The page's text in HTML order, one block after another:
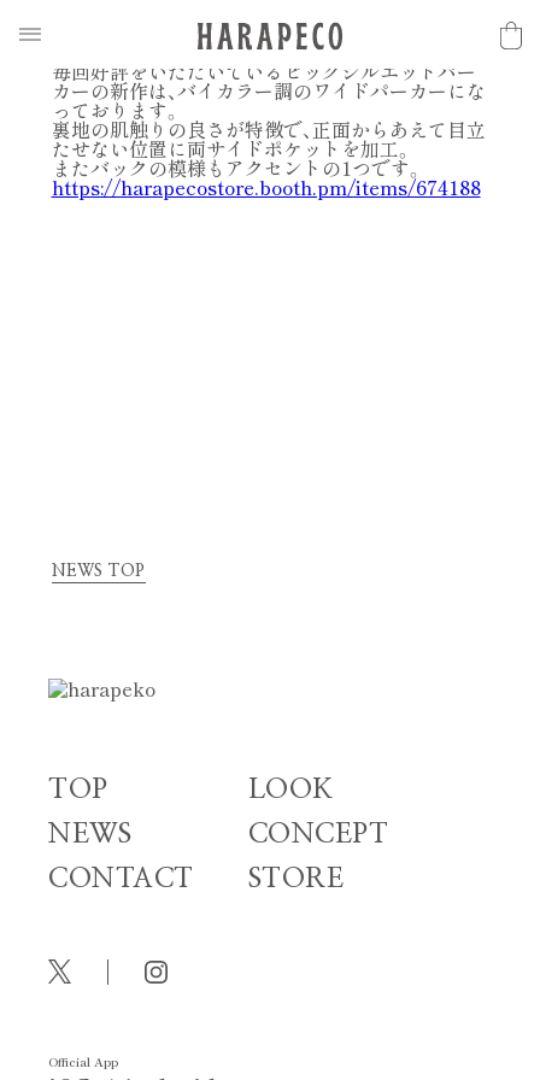
【harapeco AW 新作】ビッグシルエットパーカー
毎回好評をいただいているビックシルエットパー
カーの新作は、バイカラー調のワイドパーカーにな
っております。
裏地の肌触りの良さが特徴で、正面からあえて目立
たせない位置に両サイドポケットを加工。
またバックの模様もアクセントの1つです。
https://harapecostore.booth.pm/items/674188
NEWS TOP
TOP
LOOK
NEWS
CONCEPT
CONTACT
STORE
Official App